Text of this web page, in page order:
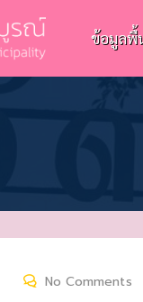
ข้อมูลพื้
No Comments